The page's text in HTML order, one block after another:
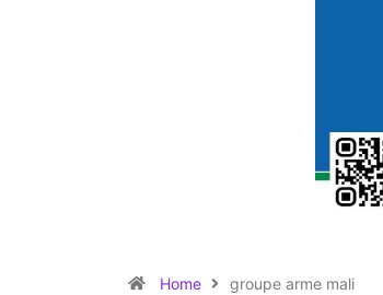
Home groupe arme mali